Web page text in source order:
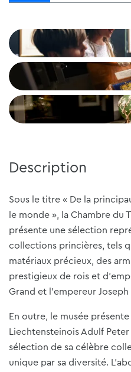
Description
Sous le titre « De la
le monde », la Chambre du
présente une sélection
collections princières, tels
matériaux précieux, des
prestigieux de rois et
Grand et l'empereur Joseph
En outre, le musée
Liechtensteinois Adulf
sélection de sa célèbre
unique par sa diversité.